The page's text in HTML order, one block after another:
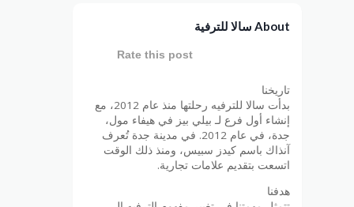
About سالا للترفية
Rate this post
تاريخنا
بدأت سالا للترفيه رحلتها منذ عام 2012، مع
إنشاء أول فرع لـ بيلي بيز في هيفاء مول،
جدة، في عام 2012. في مدينة جدة تُعرف
آنذاك باسم كيدز سبيس، ومنذ ذلك الوقت
اتسعت بتقديم علامات تجارية.
هدفنا